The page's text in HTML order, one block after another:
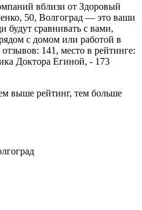
вблизи от Здоровый
50, Волгоград — это ваши
будут сравнивать с вами,
с домом или работой в
141, место в рейтинге:
Доктора Егиной, - 173
выше рейтинг, тем больше